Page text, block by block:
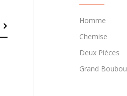
Homme
Chemise
Deux Pièces
Grand Boubou